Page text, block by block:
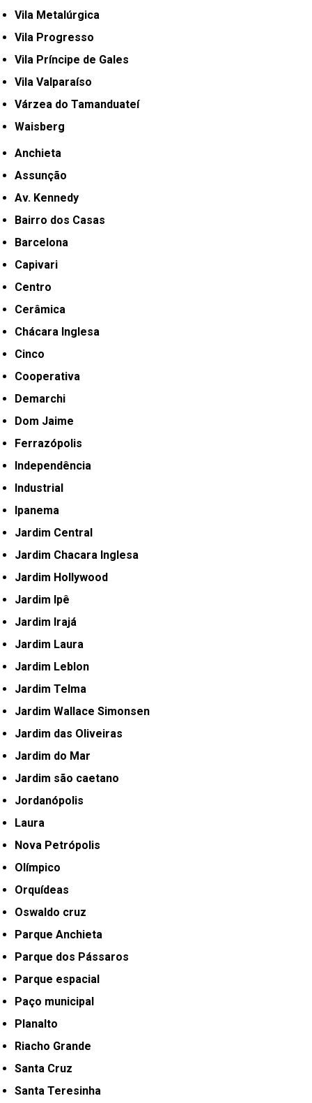
Vila Metalúrgica
Vila Progresso
Vila Príncipe de Gales
Vila Valparaíso
Várzea do Tamanduateí
Waisberg
Anchieta
Assunção
Av. Kennedy
Bairro dos Casas
Barcelona
Capivari
Centro
Cerâmica
Chácara Inglesa
Cinco
Cooperativa
Demarchi
Dom Jaime
Ferrazópolis
Independência
Industrial
Ipanema
Jardim Central
Jardim Chacara Inglesa
Jardim Hollywood
Jardim Ipê
Jardim Irajá
Jardim Laura
Jardim Leblon
Jardim Telma
Jardim Wallace Simonsen
Jardim das Oliveiras
Jardim do Mar
Jardim são caetano
Jordanópolis
Laura
Nova Petrópolis
Olímpico
Orquídeas
Oswaldo cruz
Parque Anchieta
Parque dos Pássaros
Parque espacial
Paço municipal
Planalto
Riacho Grande
Santa Cruz
Santa Teresinha